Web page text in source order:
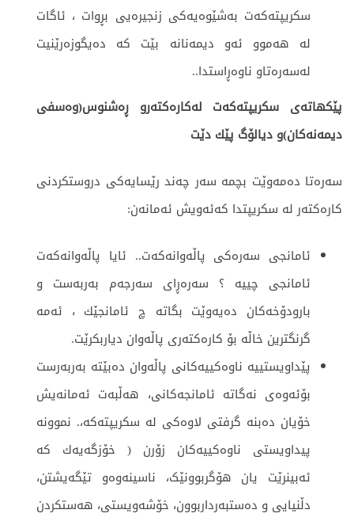
سكریپته‌كه‌ت به‌شێوه‌یه‌كی زنجیره‌یی بڕوات ، ئاگات
له‌ هه‌موو ئه‌و دیمەنانه‌ بێت كه‌ دەیگوزەرێنیت
له‌سه‌ره‌تاو ناوه‌ڕاستدا..
پێكهاته‌ی سكریپته‌كه‌ت له‌كاره‌كته‌رو ڕه‌شنوس(وه‌سفی
دیمەنەکان)و دیالۆگ پێك دێت
سه‌ره‌تا ده‌مه‌وێت بچمه‌ سه‌ر چه‌ند رێسایه‌كی دروستكردنی
كاره‌كته‌ر له‌ سكریپتدا كه‌ئه‌ویش ئه‌مانه‌ن:
ئامانجی سه‌ره‌كی پاڵه‌وانه‌كه‌ت.. ئایا پاڵه‌وانه‌كه‌ت
ئامانجی چییە ؟ سه‌ره‌ڕای سەرجەم به‌ربه‌ست و
بارودۆخه‌كان ده‌یه‌وێت بگاته‌ چ ئامانجێك ، ئه‌مه‌
گرنگترین خاڵه‌ بۆ كاره‌كته‌ری پاڵه‌وان ‌دیاربكرێت.
پێداویستییه‌ ناوه‌كییه‌كانی پاڵه‌وان ده‌بێتە به‌ربه‌رست
بۆئه‌وه‌ی نه‌گاته‌ ئامانجه‌كانی، هه‌ڵبه‌ت ئه‌مانه‌یش
خۆیان ده‌بنه‌ گرفتی لاوه‌كی له‌ سكریپته‌که‌،. نموونه‌
پیداویستی ناوه‌كییه‌كان زۆرن ( خۆزگه‌یه‌ك كه‌
ئه‌بینرێت یان هۆگربوونێک، ناسینه‌وه‌و تێگه‌یشتن،
دڵنیایی و ده‌ستبه‌رداربوون، خۆشه‌ویستی، هه‌ستكردن